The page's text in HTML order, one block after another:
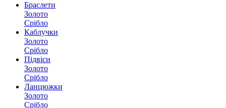
Браслети
Золото
Срібло
Каблучки
Золото
Срібло
Підвіси
Золото
Срібло
Ланцюжки
Золото
Срібло